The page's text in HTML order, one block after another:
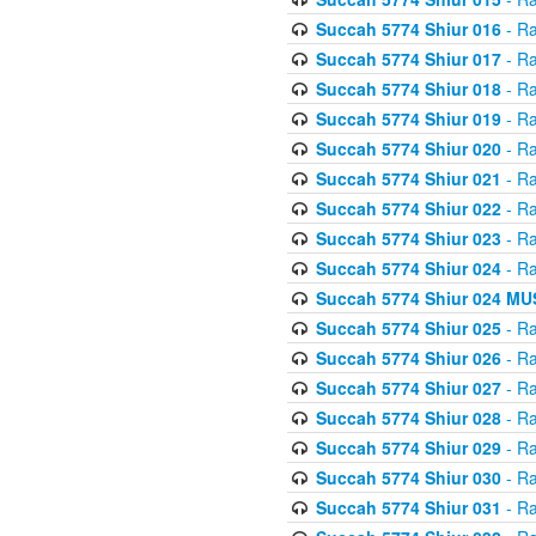
Succah 5774 Shiur 016-
Succah 5774 Shiur 017-
Succah 5774 Shiur 018-
Succah 5774 Shiur 019-
Succah 5774 Shiur 020-
Succah 5774 Shiur 021 -
Succah 5774 Shiur 022-
Succah 5774 Shiur 023-
Succah 5774 Shiur 024-
Succah 5774 Shiur 024
Succah 5774 Shiur 025-
Succah 5774 Shiur 026-
Succah 5774 Shiur 027-
Succah 5774 Shiur 028-
Succah 5774 Shiur 029-
Succah 5774 Shiur 030-
Succah 5774 Shiur 031 -